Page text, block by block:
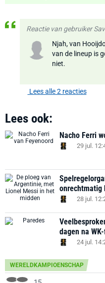
Reactie van gebruiker
Njah, van
van de lineup is
niet.
Lees alle 2 reacties
Lees ook:
Nacho Ferri
29 jul.
onrechtmatig
28 jul.
dagen na
24 jul.
WERELDKAMPIOENSCHAP